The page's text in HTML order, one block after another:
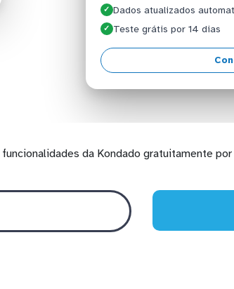
✓ Dados atualizados
✓ Teste grátis por 14 dias
da Kondado gratuitamente